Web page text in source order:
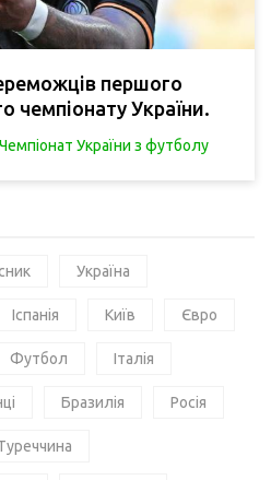
першого
чемпіонату України.
Чемпіонат України з футболу
Україна
Іспанія Київ Євро
Футбол Італія
Бразилія Росія